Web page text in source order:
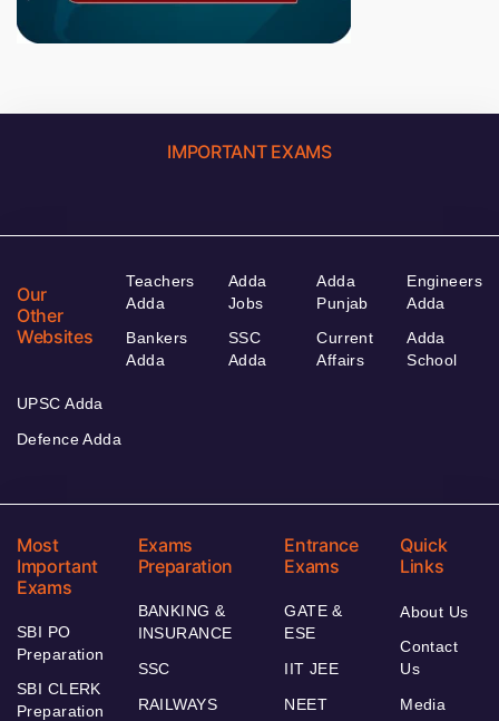
IMPORTANT EXAMS
Our
Other
Websites
Teachers
Adda
Bankers
Adda
Adda
Jobs
SSC
Adda
Adda
Punjab
Current
Affairs
Engineers
Adda
Adda
School
UPSC Adda
Defence Adda
Most
Important
Exams
SBI PO
Preparation
SBI CLERK
Preparation
Exams
Preparation
BANKING &
INSURANCE
SSC
RAILWAYS
Entrance
Exams
GATE &
ESE
IIT JEE
NEET
Quick
Links
About Us
Contact
Us
Media